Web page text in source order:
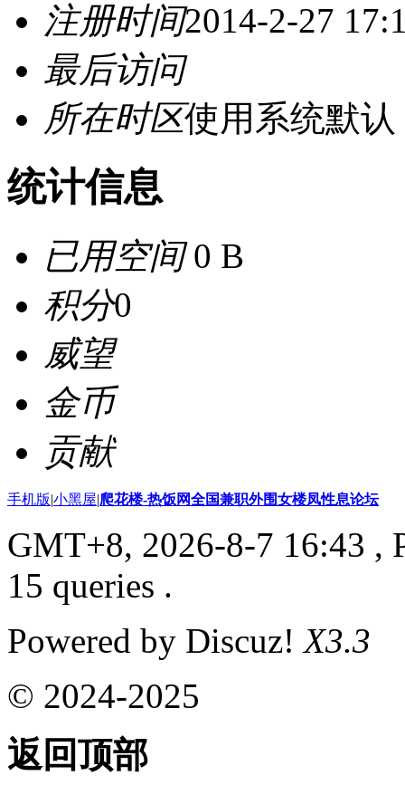
注册时间2014-2-27
最后访问
所在时区使用系统默认
统计信息
已用空间0 B
积分0
威望
金币
贡献
手机版|小黑屋|爬花楼-热饭网全国兼职外围女楼凤性息论坛
GMT+8, 2026-8-7 16:43 ,
15 queries .
Powered by Discuz!X3.3
© 2024-2025
返回顶部